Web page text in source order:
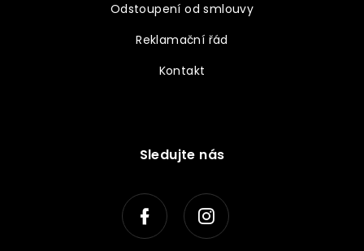
Odstoupení od smlouvy
Reklamační řád
Kontakt
Sledujte nás